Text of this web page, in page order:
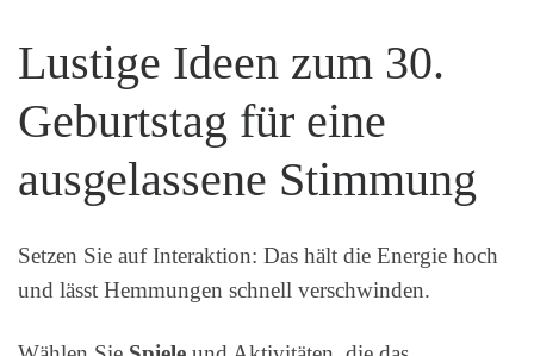
Lustige Ideen zum 30.
Geburtstag für eine
ausgelassene Stimmung
Setzen Sie auf Interaktion: Das hält die Energie hoch
und lässt Hemmungen schnell verschwinden.